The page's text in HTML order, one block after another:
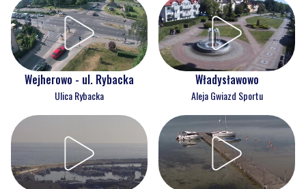
Wejherowo - ul. Rybacka
Ulica Rybacka
Władysławowo
Aleja Gwiazd Sportu